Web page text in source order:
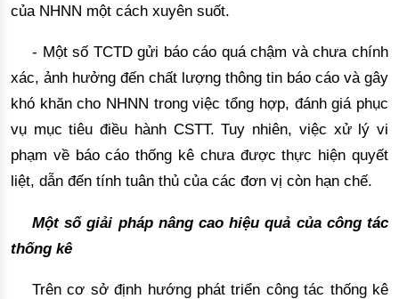
của NHNN một cách xuyên suốt.
- Một số TCTD gửi báo cáo quá chậm và chưa chính
xác, ảnh hưởng đến chất lượng thông tin báo cáo và gây
khó khăn cho NHNN trong việc tổng hợp, đánh giá phục
vụ mục tiêu điều hành CSTT. Tuy nhiên, việc xử lý vi
phạm về báo cáo thống kê chưa được thực hiện quyết
liệt, dẫn đến tính tuân thủ của các đơn vị còn hạn chế.
Một số giải pháp nâng cao hiệu quả của công tác
thống kê
Trên cơ sở định hướng phát triển công tác thống kê